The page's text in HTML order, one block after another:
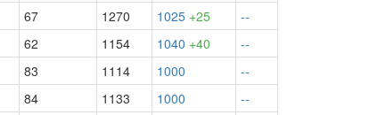
67 1270 1025 +25
--
62 1154 1040 +40
--
83 1114 1000
--
84 1133 1000
--